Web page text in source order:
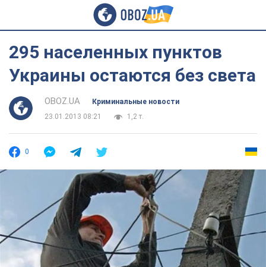
295 населенных пунктов
Украины остаются без света
OBOZ.UA
Криминальные новости
23.01.2013 08:21
1,2 т.
0